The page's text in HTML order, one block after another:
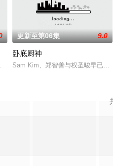
SBS PLUS、skyTV的NQQ频道播
更新至第06集 9.0
卧底厨神
Sam Kim、郑智善与权圣晙早已在